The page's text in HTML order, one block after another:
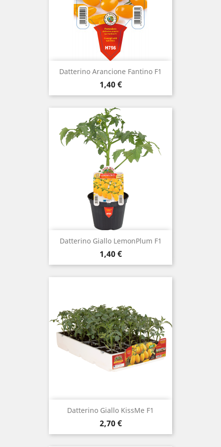
Datterino Arancione Fantino F1
Prezzo
1,40 €
Datterino Giallo LemonPlum F1
Prezzo
1,40 €
Datterino Giallo KissMe F1
Prezzo
2,70 €